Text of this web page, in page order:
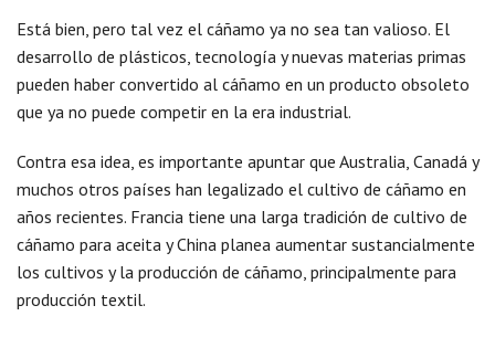
Está bien, pero tal vez el cáñamo ya no sea tan valioso. El
desarrollo de plásticos, tecnología y nuevas materias primas
pueden haber convertido al cáñamo en un producto obsoleto
que ya no puede competir en la era industrial.
Contra esa idea, es importante apuntar que Australia, Canadá y
muchos otros países han legalizado el cultivo de cáñamo en
años recientes. Francia tiene una larga tradición de cultivo de
cáñamo para aceita y China planea aumentar sustancialmente
los cultivos y la producción de cáñamo, principalmente para
producción textil.